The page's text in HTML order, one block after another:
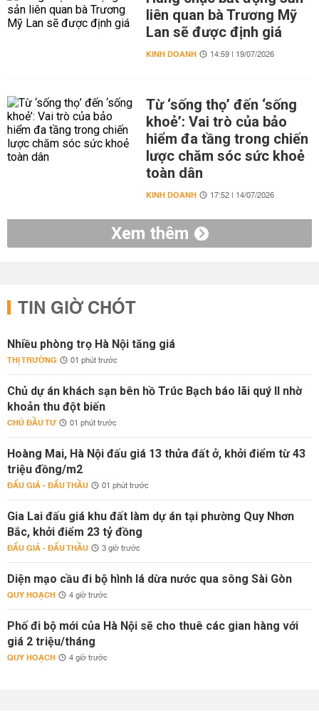
liên quan bà Trương Mỹ
Lan sẽ được định giá
KINH DOANH 14:59 | 19/07/2026
Từ ‘sống thọ’ đến ‘sống
khoẻ’: Vai trò của bảo
hiểm đa tầng trong chiến
lược chăm sóc sức khoẻ
toàn dân
KINH DOANH 17:52 | 14/07/2026
Xem thêm
TIN GIỜ CHÓT
Nhiều phòng trọ Hà Nội tăng giá
THỊ TRƯỜNG 01 phút trước
Chủ dự án khách sạn bên hồ Trúc Bạch báo lãi quý II nhờ
khoản thu đột biến
CHỦ ĐẦU TƯ 01 phút trước
Hoàng Mai, Hà Nội đấu giá 13 thửa đất ở, khởi điểm từ 43
triệu đồng/m2
ĐẤU GIÁ - ĐẤU THẦU 01 phút trước
Gia Lai đấu giá khu đất làm dự án tại phường Quy Nhơn
Bắc, khởi điểm 23 tỷ đồng
ĐẤU GIÁ - ĐẤU THẦU 3 giờ trước
Diện mạo cầu đi bộ hình lá dừa nước qua sông Sài Gòn
QUY HOẠCH 4 giờ trước
Phố đi bộ mới của Hà Nội sẽ cho thuê các gian hàng với
giá 2 triệu/tháng
QUY HOẠCH 4 giờ trước